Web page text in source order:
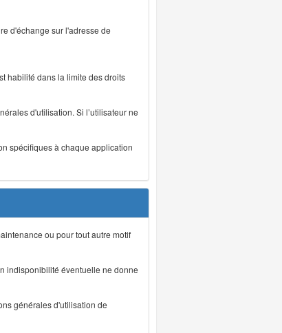
d'échange sur l'adresse de
habilité dans la limite des droits
d'utilisation. Si l’utilisateur ne
spécifiques à chaque application
ou pour tout autre motif
indisponibilité éventuelle ne donne
générales d'utilisation de